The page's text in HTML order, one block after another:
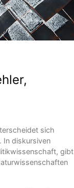
sich
In diskursiven
gibt